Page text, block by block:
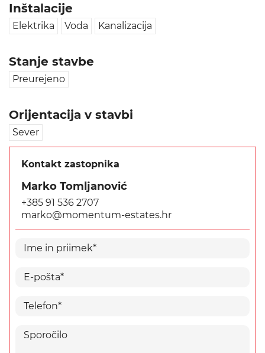
Inštalacije
Elektrika Voda Kanalizacija
Stanje stavbe
Preurejeno
Orijentacija v stavbi
Sever
Kontakt zastopnika
Marko Tomljanović
+385 91 536 2707
marko@momentum-estates.hr